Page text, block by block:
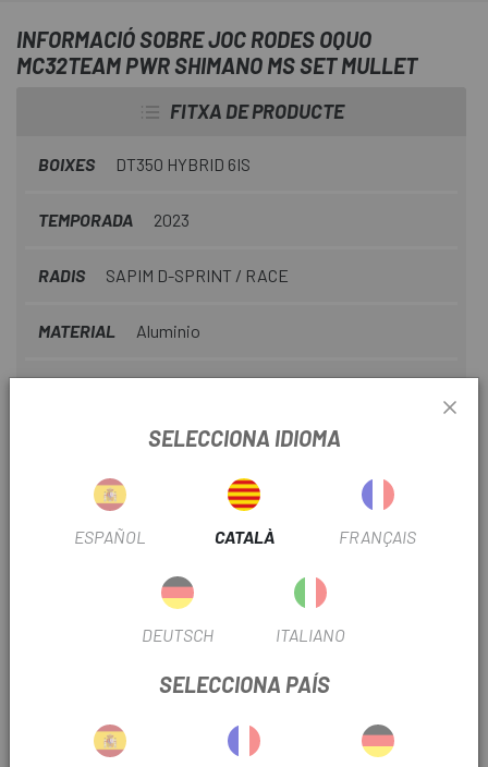
les bicicletes elèctriques més potents. Aquesta podria ser
fins i tot una gran roda per als riders de DH més forts
INFORMACIÓ SOBRE JOC RODES OQUO
MC32TEAM PWR SHIMANO MS SET MULLET
FITXA DE PRODUCTE
BOIXES DT350 HYBRID 6IS
TEMPORADA 2023
RADIS SAPIM D-SPRINT / RACE
MATERIAL Aluminio
Mullet
Btt
INFORMACIÓ DEL PRODUCTE
La major acceleració que ofereixen les bicicletes
SELECCIONA IDIOMA
ESPAÑOL CATALÀ FRANÇAIS
DEUTSCH ITALIANO
SELECCIONA PAÍS